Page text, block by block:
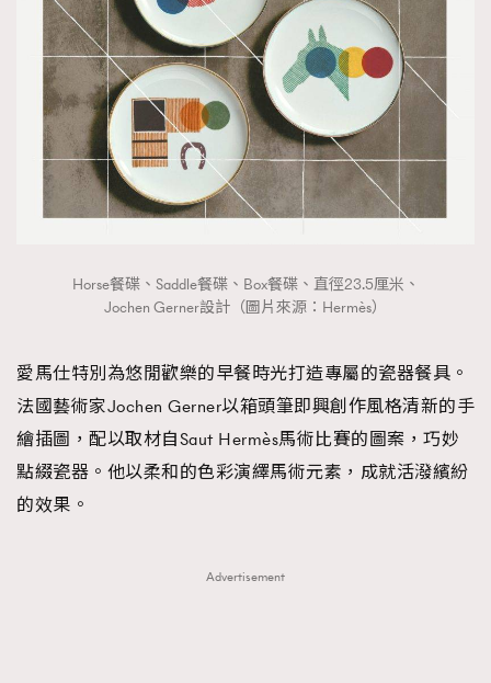
Horse餐碟、Saddle餐碟、Box餐碟、直徑23.5厘米、
Jochen Gerner設計（圖片來源：Hermès）
愛馬仕特別為悠閒歡樂的早餐時光打造專屬的瓷器餐具。
法國藝術家Jochen Gerner以箱頭筆即興創作風格清新的手
繪插圖，配以取材自Saut Hermès馬術比賽的圖案，巧妙
點綴瓷器。他以柔和的色彩演繹馬術元素，成就活潑繽紛
的效果。
Advertisement